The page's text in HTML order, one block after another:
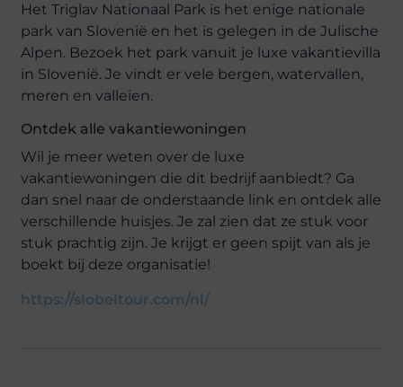
Het Triglav Nationaal Park is het enige nationale
park van Slovenië en het is gelegen in de Julische
Alpen. Bezoek het park vanuit je luxe vakantievilla
in Slovenië. Je vindt er vele bergen, watervallen,
meren en valleien.
Ontdek alle vakantiewoningen
Wil je meer weten over de luxe
vakantiewoningen die dit bedrijf aanbiedt? Ga
dan snel naar de onderstaande link en ontdek alle
verschillende huisjes. Je zal zien dat ze stuk voor
stuk prachtig zijn. Je krijgt er geen spijt van als je
boekt bij deze organisatie!
https://slobeltour.com/nl/